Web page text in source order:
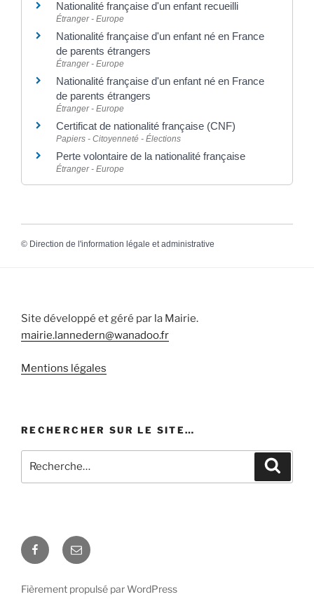
Nationalité française d'un enfant recueilli
Étranger - Europe
Nationalité française d'un enfant né en France
de parents étrangers
Étranger - Europe
Nationalité française d'un enfant né en France
de parents étrangers
Étranger - Europe
Certificat de nationalité française (CNF)
Papiers - Citoyenneté - Élections
Perte volontaire de la nationalité française
Étranger - Europe
© Direction de l'information légale et administrative
Site développé et géré par la Mairie.
mairie.lannedern@wanadoo.fr
Mentions légales
RECHERCHER SUR LE SITE…
pour
Facebook
E-
mail
Fièrement propulsé par WordPress